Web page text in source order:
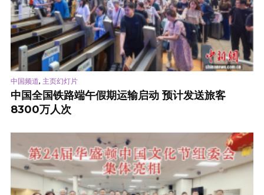
中国频道, 主页幻灯片
中国全国铁路端午假期运输启动 预计发送旅客
8300万人次